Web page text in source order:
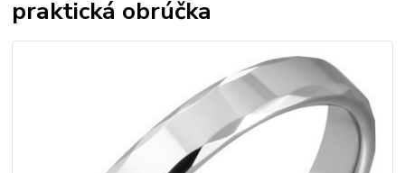
praktická obrúčka